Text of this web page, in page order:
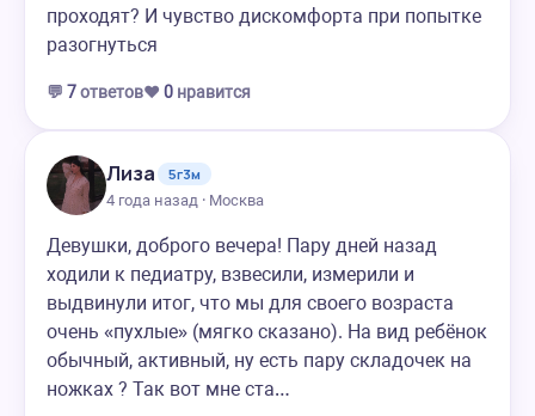
проходят? И чувство дискомфорта при попытке
разогнуться
💬 7ответов❤️ 0 нравится
Лиза
5г3м
4 года назад · Москва
Девушки, доброго вечера! Пару дней назад
ходили к педиатру, взвесили, измерили и
выдвинули итог, что мы для своего возраста
очень «пухлые» (мягко сказано). На вид ребёнок
обычный, активный, ну есть пару складочек на
ножках ? Так вот мне ста…